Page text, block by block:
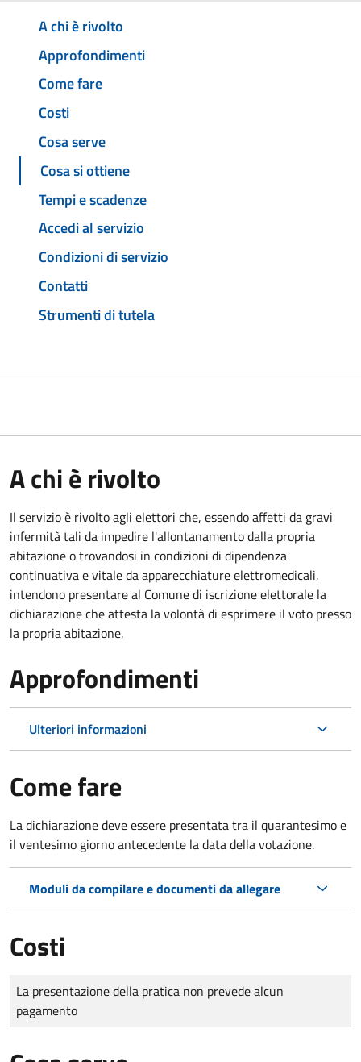
A chi è rivolto
Approfondimenti
Come fare
Costi
Cosa serve
Cosa si ottiene
Tempi e scadenze
Accedi al servizio
Condizioni di servizio
Contatti
Strumenti di tutela
A chi è rivolto
Il servizio è rivolto agli elettori che, essendo affetti da gravi
infermità tali da impedire l'allontanamento dalla propria
abitazione o trovandosi in condizioni di dipendenza
continuativa e vitale da apparecchiature elettromedicali,
intendono presentare al Comune di iscrizione elettorale la
dichiarazione che attesta la volontà di esprimere il voto presso
la propria abitazione.
Approfondimenti
Ulteriori informazioni
Come fare
La dichiarazione deve essere presentata tra il quarantesimo e
il ventesimo giorno antecedente la data della votazione.
Moduli da compilare e documenti da allegare
Costi
Tipo di pagamento
Importo
La presentazione della pratica non prevede alcun
pagamento